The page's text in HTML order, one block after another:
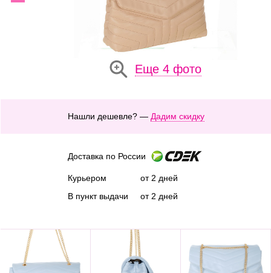
Еще 4 фото
Нашли дешевле? — Дадим скидку
Доставка по России
Курьером
В пункт выдачи
от 2 дней
от 2 дней